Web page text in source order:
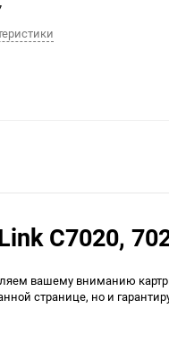
C7020,
вашему вниманию
странице, но и